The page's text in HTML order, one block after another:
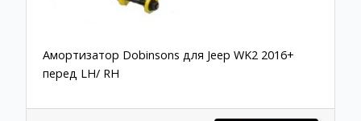
Амортизатор Dobinsons для Jeep WK2 2016+
перед LH/ RH